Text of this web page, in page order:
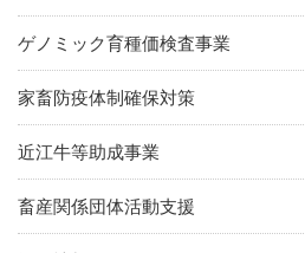
ゲノミック育種価検査事業
家畜防疫体制確保対策
近江牛等助成事業
畜産関係団体活動支援